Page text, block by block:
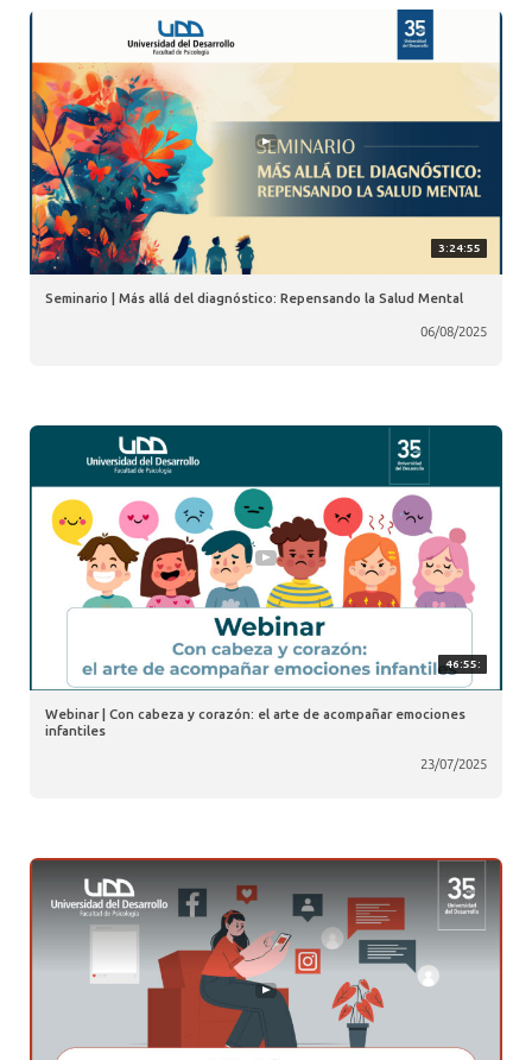
3:24:55
Seminario | Más allá del diagnóstico: Repensando la Salud Mental
06/08/2025
46:55:
Webinar | Con cabeza y corazón: el arte de acompañar emociones
infantiles
23/07/2025